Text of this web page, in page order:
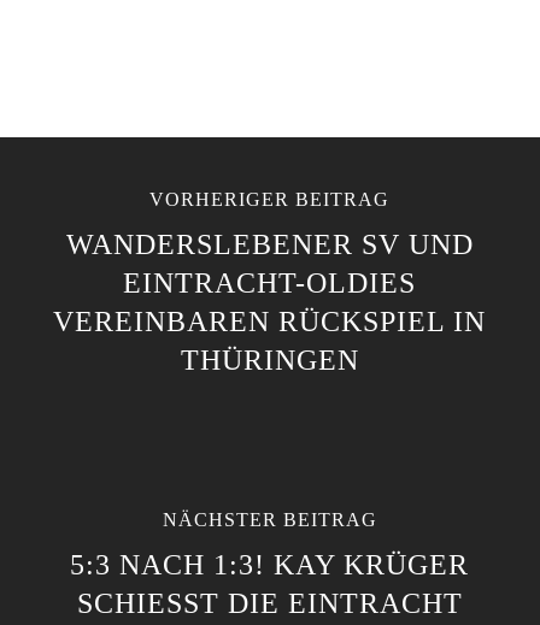
VORHERIGER BEITRAG
WANDERSLEBENER SV UND
EINTRACHT-OLDIES
VEREINBAREN RÜCKSPIEL IN
THÜRINGEN
NÄCHSTER BEITRAG
5:3 NACH 1:3! KAY KRÜGER
SCHIESST DIE EINTRACHT Z